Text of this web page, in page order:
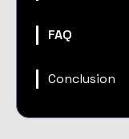
FAQ
Conclusion